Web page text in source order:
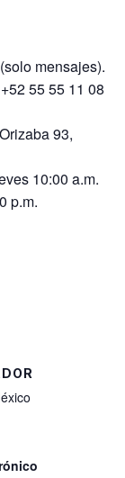
mensajes).
55 55 11 08
Orizaba 93,
10:00 a.m.
p.m.